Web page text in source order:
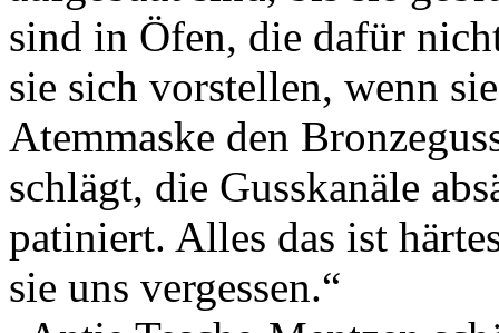
sind in Öfen, die dafür
sie sich vorstellen, wenn
Atemmaske den
schlägt, die Gusskanäle
patiniert. Alles das ist
sie uns vergessen.“